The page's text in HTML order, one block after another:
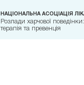
НАЦІОНАЛЬНА АСОЦІАЦІЯ
Розлади харчової поведінки:
терапія та превенція